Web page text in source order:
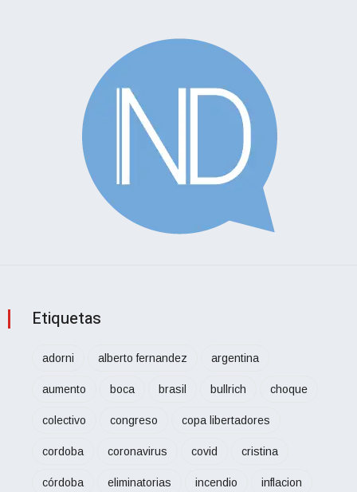
Etiquetas
adorni alberto fernandez argentina
aumento boca brasil bullrich choque
colectivo congreso copa libertadores
cordoba coronavirus covid cristina
córdoba eliminatorias incendio inflacion